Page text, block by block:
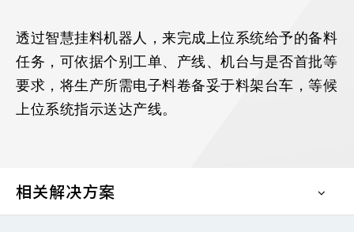
透过智慧挂料机器人，来完成上位系统给予的备料
任务，可依据个别工单、产线、机台与是否首批等
要求，将生产所需电子料卷备妥于料架台车，等候
上位系统指示送达产线。
相关解决方案